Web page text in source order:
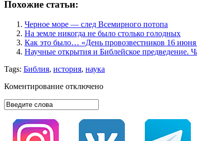
Похожие статьи:
Черное море — след Всемирного потопа
На земле никогда не было столько голодных
Как это было… «День провозвестников 16 июня
Научные открытия и Библейское предведение.
Tags: Библия, история, наука
Коментирование отключено